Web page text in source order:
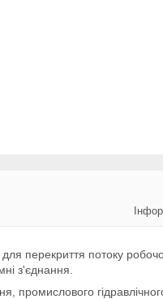
перекриття потоку
з'єднання.
промислового